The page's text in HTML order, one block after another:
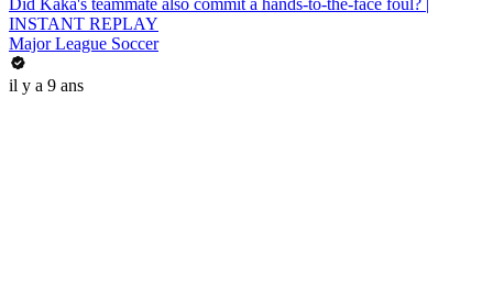
Did Kaka's teammate also commit a hands-to-the-face foul? |
INSTANT REPLAY
Major League Soccer
il y a 9 ans